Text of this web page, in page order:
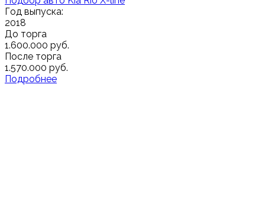
Год выпуска:
2018
До торга
1.600.000 руб.
После торга
1.570.000 руб.
Подробнее